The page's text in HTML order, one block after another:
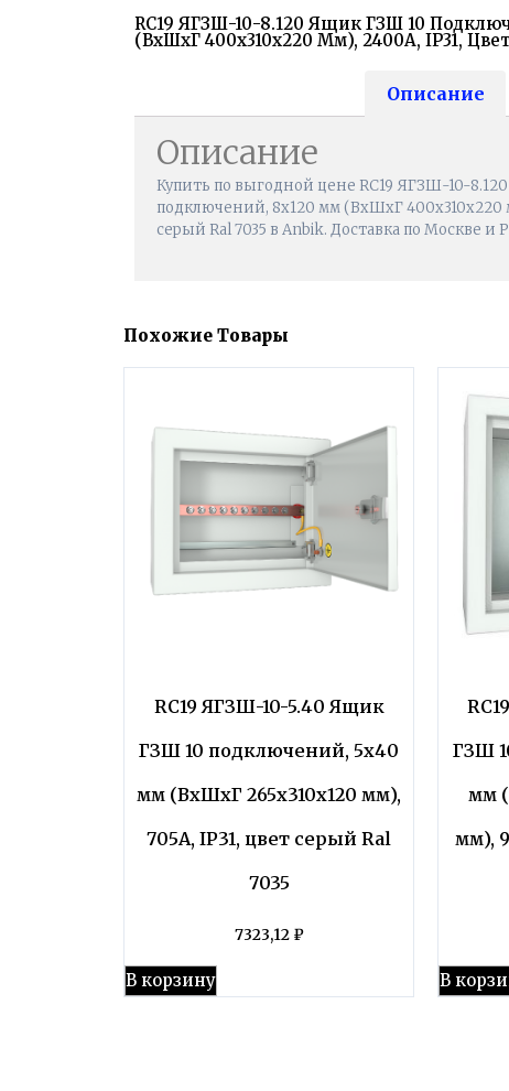
RC19 ЯГЗШ-10-8.120 Ящик ГЗШ 10
(ВхШхГ 400х310х220 Мм), 2400А, IP31,
Описание
Описание
Купить по выгодной цене RC19 ЯГЗШ-10-
подключений, 8х120 мм (ВхШхГ 400х310х220
серый Ral 7035 в Anbik. Доставка по Москве и
Похожие Товары
RC19 ЯГЗШ-10-5.40 Ящик
ГЗШ 10 подключений, 5х40
мм (ВхШхГ 265х310х120 мм),
705А, IP31, цвет серый Ral
7035
7323,12 ₽
В корзину
ГЗШ
мм
мм),
В